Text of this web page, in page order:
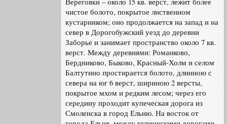
чистое болото, покрытое лиственном
кустарником; оно продолжается на запад и на
север в Дорогобужский уезд до деревни
Заборье и занимает пространство около 7 кв.
верст. Между деревнями: Романково,
Бердниково, Быково, Красный-Холм и селом
Балтутино простирается болото, длинною с
севера на юг 6 верст, шириною 2 версты,
покрытое мхом и редким лесом; через его
середину проходит купеческая дорога из
Смоленска в город Ельню. На восток от